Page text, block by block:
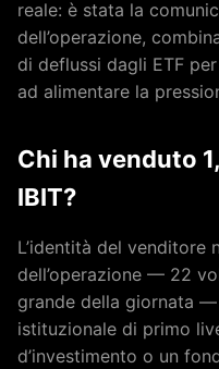
reale: è stata la
dell’operazione,
di deflussi dagli ETF
ad alimentare la
Chi ha venduto
IBIT?
L’identità del venditore
dell’operazione — 22
grande della giornata
istituzionale di primo
d’investimento o un